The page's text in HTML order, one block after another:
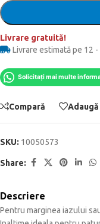
Livrare gratuită!
Livrare estimată pe 12
Solicitați mai multe
Compară
SKU: 10050573
Share:
Descriere
Pentru marginea iazului